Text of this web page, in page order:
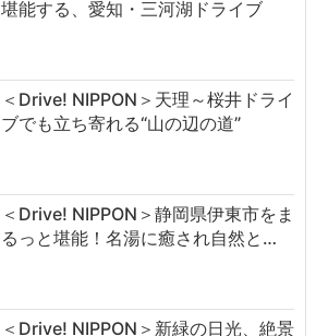
堪能する、愛知・三河湖ドライブ
＜Drive! NIPPON＞天理～桜井ドライ
ブでも立ち寄れる“山の辺の道”
＜Drive! NIPPON＞静岡県伊東市をま
るっと堪能！名湯に癒され自然と…
＜Drive! NIPPON＞新緑の日光、絶景